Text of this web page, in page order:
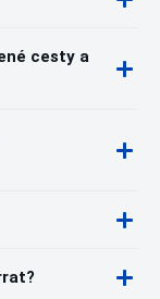
cesty a